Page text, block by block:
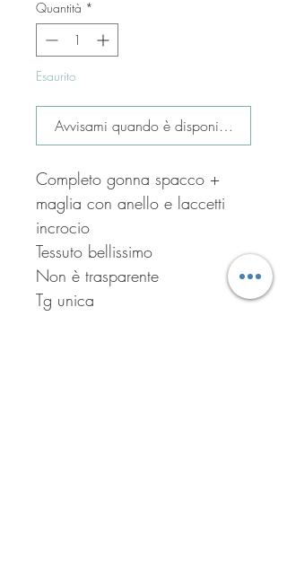
Quantità *
Esaurito
Avvisami quando è disponibile
Completo gonna spacco +
maglia con anello e laccetti
incrocio
Tessuto bellissimo
Non è trasparente
Tg unica